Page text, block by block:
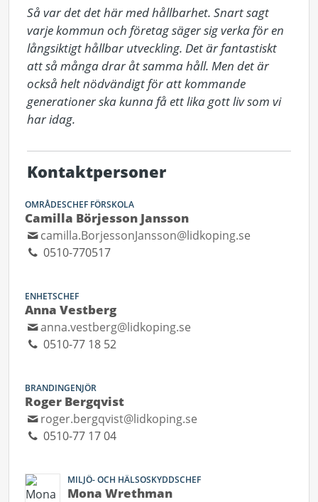
Så var det det här med hållbarhet. Snart sagt
varje kommun och företag säger sig verka för en
långsiktigt hållbar utveckling. Det är fantastiskt
att så många drar åt samma håll. Men det är
också helt nödvändigt för att kommande
generationer ska kunna få ett lika gott liv som vi
har idag.
Kontaktpersoner
OMRÅDESCHEF FÖRSKOLA
Camilla Börjesson Jansson
camilla.BorjessonJansson@lidkoping.se
0510-770517
ENHETSCHEF
Anna Vestberg
anna.vestberg@lidkoping.se
0510-77 18 52
BRANDINGENJÖR
Roger Bergqvist
roger.bergqvist@lidkoping.se
0510-77 17 04
MILJÖ- OCH HÄLSOSKYDDSCHEF
Mona Wrethman